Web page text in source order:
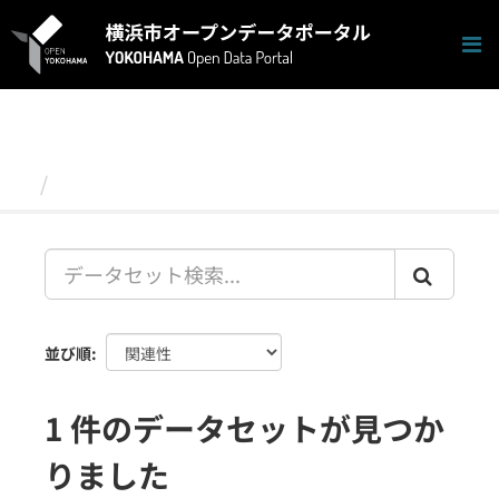
キ
並び順
1 件のデータセットが見つか
りました